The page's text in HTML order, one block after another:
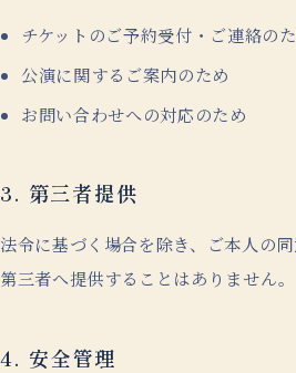
チケットのご予約受付・ ご連絡の
公演に関するご案内のため
お問い合わせへの対応のため
3. 第三者提供
法令に基づく場合を除き、
ご本人の
第三者へ提供することはありません。
4. 安全管理